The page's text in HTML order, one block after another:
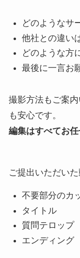
どのようなサ
他社との違い
どのような方
最後に一言お
撮影方法もご案
も安心です。
編集はすべてお任
ご提出いただいた
不要部分のカ
タイトル
質問テロップ
エンディング